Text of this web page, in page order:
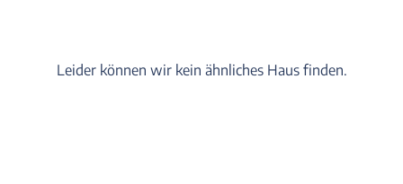
Leider können wir kein ähnliches Haus finden.